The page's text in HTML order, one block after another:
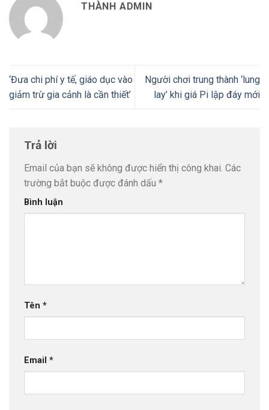
THÀNH ADMIN
‘Đưa chi phí y tế, giáo dục vào
giảm trừ gia cảnh là cần thiết’
Người chơi trung thành ‘lung
lay’ khi giá Pi lập đáy mới
Trả lời
Email của bạn sẽ không được hiển thị công khai. Các
trường bắt buộc được đánh dấu *
Bình luận
Tên *
Email *